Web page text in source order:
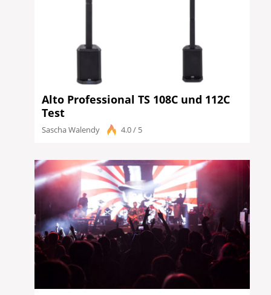
Alto Professional TS 108C und 112C
Test
Sascha Walendy 4.0 / 5